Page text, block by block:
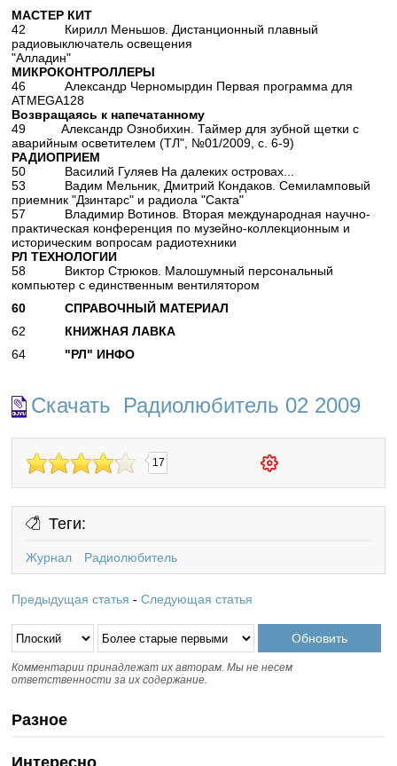
МАСТЕР КИТ
42 Кирилл Меньшов. Дистанционный плавный
радиовыключатель освещения
"Алладин"
МИКРОКОНТРОЛЛЕРЫ
46 Александр Черномырдин Первая программа для
ATMEGA128
Возвращаясь к напечатанному
49 Александр Ознобихин. Таймер для зубной щетки с
аварийным осветителем (ТЛ", №01/2009, с. 6-9)
РАДИОПРИЕМ
50 Василий Гуляев На далеких островах...
53 Вадим Мельник, Дмитрий Кондаков. Семиламповый
приемник "Дзинтарс" и радиола "Сакта"
57 Владимир Вотинов. Вторая международная научно-
практическая конференция по музейно-коллекционным и
историческим вопросам радиотехники
РЛ ТЕХНОЛОГИИ
58 Виктор Стрюков. Малошумный персональный
компьютер с единственным вентилятором
60 СПРАВОЧНЫЙ МАТЕРИАЛ
62 КНИЖНАЯ ЛАВКА
64
"РЛ" ИНФО
Скачать Радиолюбитель 02 2009
17
Теги:
Журнал Радиолюбитель
Предыдущая статья -Следующая статья
Комментарии принадлежат их авторам. Мы не несем
ответственности за их содержание.
Разное
Интересно